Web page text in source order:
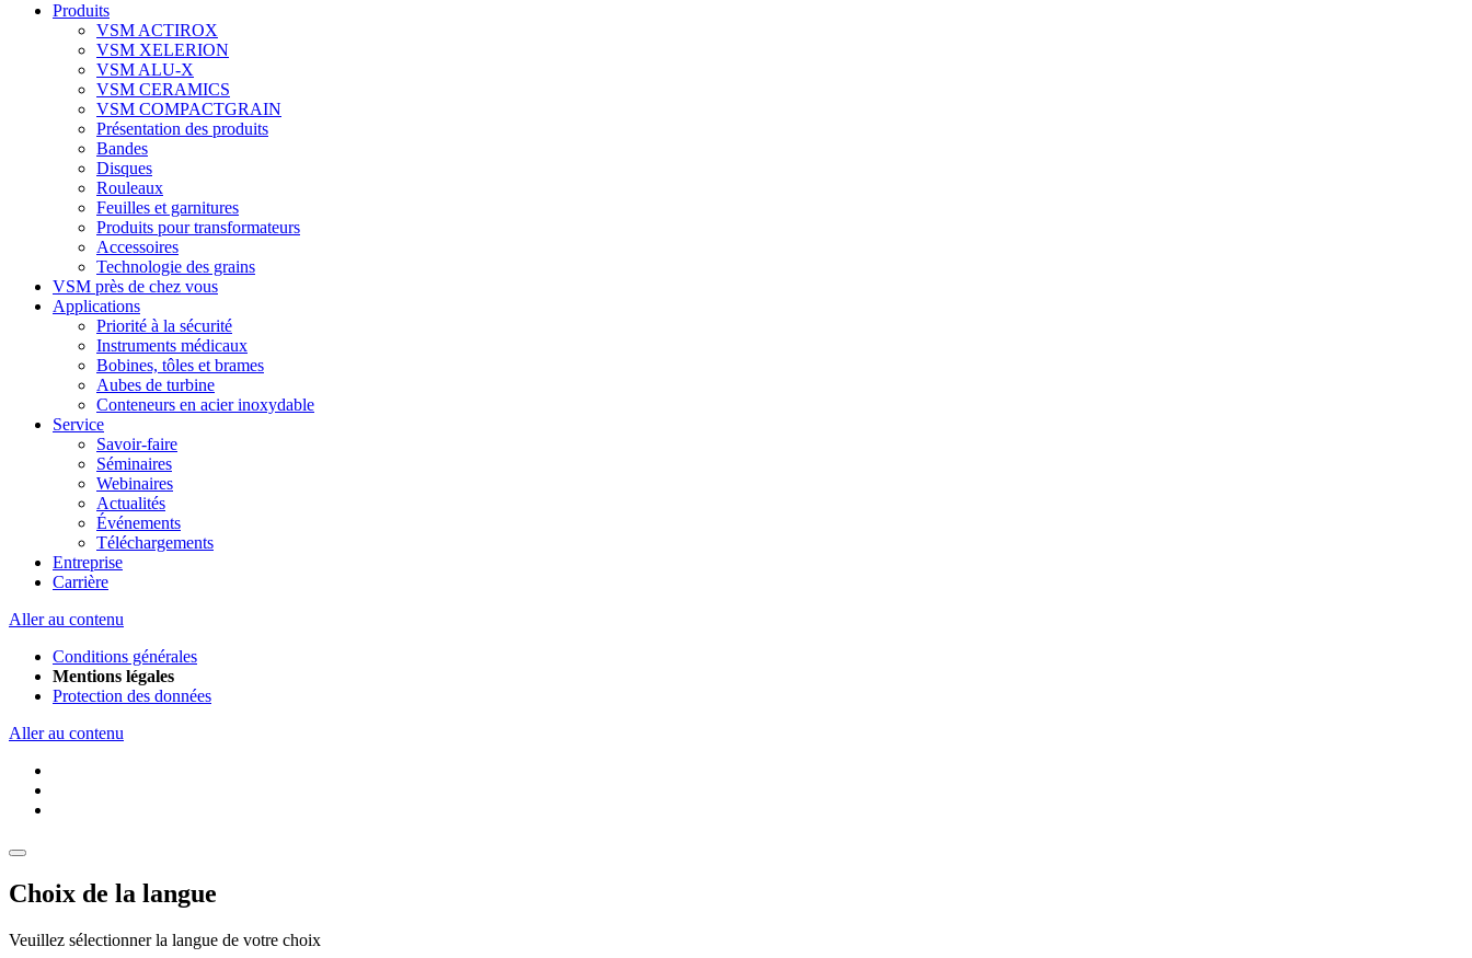
Produits
VSM ACTIROX
VSM XELERION
VSM ALU-X
VSM CERAMICS
VSM COMPACTGRAIN
Présentation des produits
Bandes
Disques
Rouleaux
Feuilles et garnitures
Produits pour transformateurs
Accessoires
Technologie des grains
VSM près de chez vous
Applications
Priorité à la sécurité
Instruments médicaux
Bobines, tôles et brames
Aubes de turbine
Conteneurs en acier inoxydable
Service
Savoir-faire
Séminaires
Webinaires
Actualités
Événements
Téléchargements
Entreprise
Carrière
Aller au contenu
Conditions générales
Mentions légales
Protection des données
Aller au contenu
Choix de la langue
Veuillez sélectionner la langue de votre choix